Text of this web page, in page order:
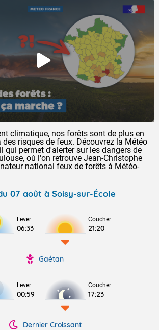
climatique, nos forêts sont de plus en
risques de feux. Découvrez la Météo
qui permet d'alerter sur les dangers de
où l'on retrouve Jean-Christophe
national feux de forêts à Météo-
07 août à Soisy-sur-École
Lever
06:33
Coucher
21:20
Gaétan
Lever
00:59
Coucher
17:23
Dernier Croissant